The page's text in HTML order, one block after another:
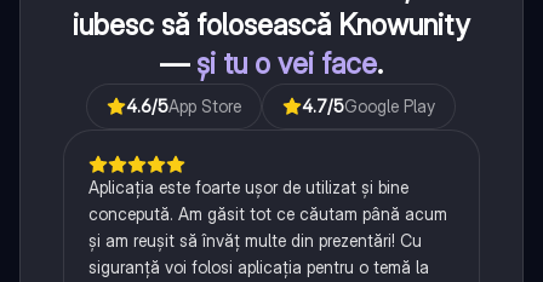
iubesc să folosească Knowunity
— și tu o vei face.
4.6/5App Store 4.7/5Google Play
Aplicația este foarte ușor de utilizat și bine
concepută. Am găsit tot ce căutam până acum
și am reușit să învăț multe din prezentări! Cu
siguranță voi folosi aplicația pentru o temă la